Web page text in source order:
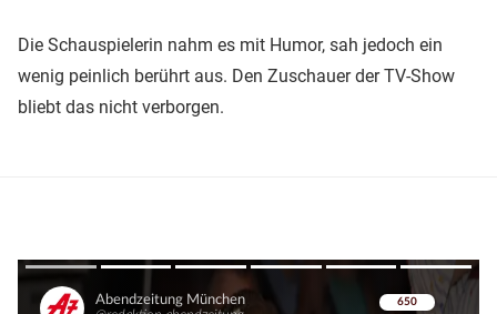
Die Schauspielerin nahm es mit Humor, sah jedoch ein
wenig peinlich berührt aus. Den Zuschauer der TV-Show
bliebt das nicht verborgen.